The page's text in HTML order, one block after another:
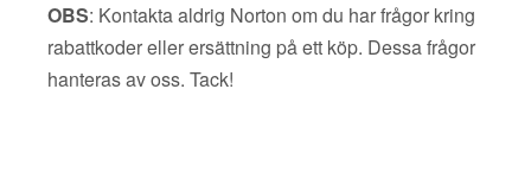
OBS: Kontakta aldrig Norton om du har frågor kring
rabattkoder eller ersättning på ett köp. Dessa frågor
hanteras av oss. Tack!